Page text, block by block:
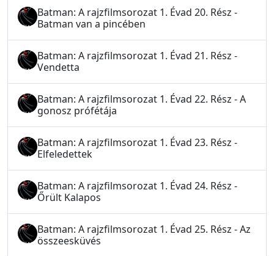
Batman: A rajzfilmsorozat 1. Évad 20. Rész -
Batman van a pincében
Batman: A rajzfilmsorozat 1. Évad 21. Rész -
Vendetta
Batman: A rajzfilmsorozat 1. Évad 22. Rész - A
gonosz prófétája
Batman: A rajzfilmsorozat 1. Évad 23. Rész -
Elfeledettek
Batman: A rajzfilmsorozat 1. Évad 24. Rész -
Őrült Kalapos
Batman: A rajzfilmsorozat 1. Évad 25. Rész - Az
összeesküvés